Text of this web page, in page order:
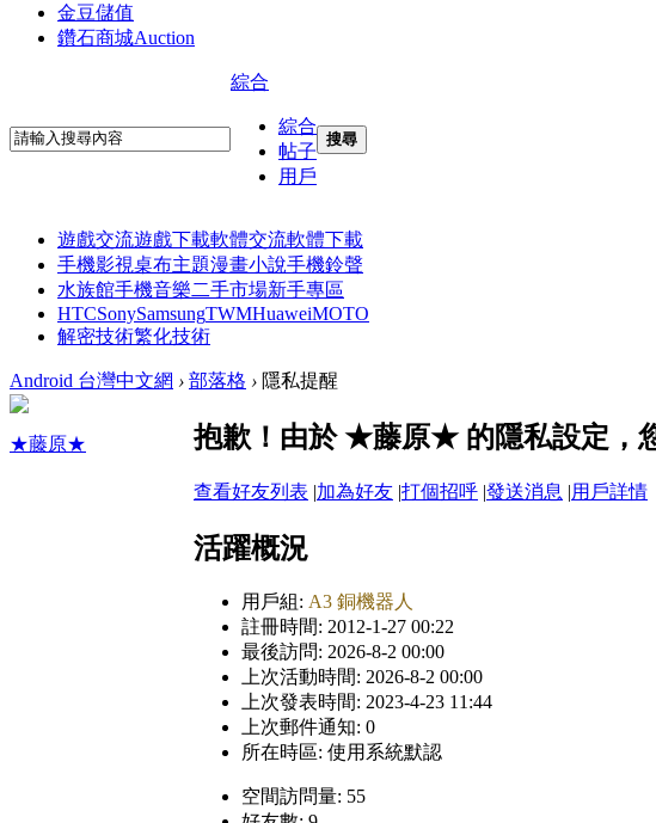
金豆儲值
鑽石商城Auction
綜合
綜合
帖子
用戶
搜尋
遊戲交流遊戲下載軟體交流軟體下載
手機影視桌布主題漫畫小說手機鈴聲
水族館手機音樂二手市場新手專區
HTCSonySamsungTWMHuaweiMOTO
解密技術繁化技術
Android 台灣中文網 › 部落格 › 隱私提醒
★藤原★ 抱歉！由於 ★藤原★ 的隱私設定，
查看好友列表 |加為好友 |打個招呼 |發送消息 |用戶詳情
活躍概況
用戶組: A3 銅機器人
註冊時間: 2012-1-27 00:22
最後訪問: 2026-8-2 00:00
上次活動時間: 2026-8-2 00:00
上次發表時間: 2023-4-23 11:44
上次郵件通知: 0
所在時區: 使用系統默認
空間訪問量: 55